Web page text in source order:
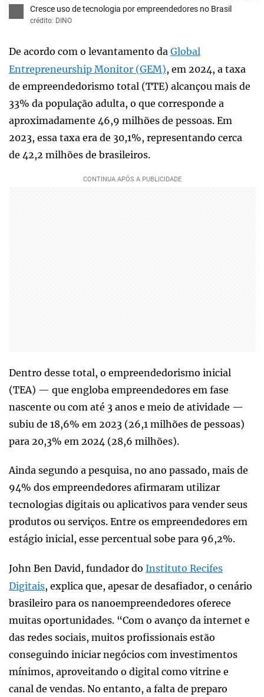
Cresce uso de tecnologia por empreendedores no Brasil
crédito: DINO
De acordo com o levantamento da Global
Entrepreneurship Monitor (GEM), em 2024, a taxa
de empreendedorismo total (TTE) alcançou mais de
33% da população adulta, o que corresponde a
aproximadamente 46,9 milhões de pessoas. Em
2023, essa taxa era de 30,1%, representando cerca
de 42,2 milhões de brasileiros.
Dentro desse total, o empreendedorismo inicial
(TEA) — que engloba empreendedores em fase
nascente ou com até 3 anos e meio de atividade —
subiu de 18,6% em 2023 (26,1 milhões de pessoas)
para 20,3% em 2024 (28,6 milhões).
Ainda segundo a pesquisa, no ano passado, mais de
94% dos empreendedores afirmaram utilizar
tecnologias digitais ou aplicativos para vender seus
produtos ou serviços. Entre os empreendedores em
estágio inicial, esse percentual sobe para 96,2%.
John Ben David, fundador do Instituto Recifes
Digitais, explica que, apesar de desafiador, o cenário
brasileiro para os nanoempreendedores oferece
muitas oportunidades. “Com o avanço da internet e
das redes sociais, muitos profissionais estão
conseguindo iniciar negócios com investimentos
mínimos, aproveitando o digital como vitrine e
canal de vendas. No entanto, a falta de preparo